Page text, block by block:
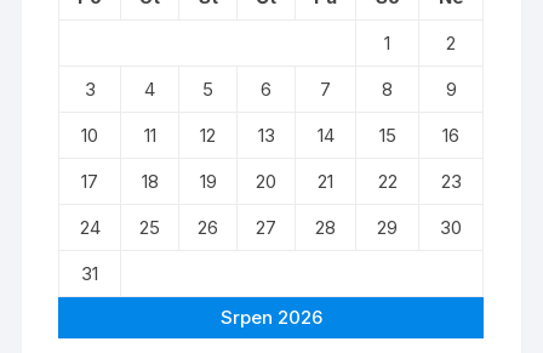
Srpen 2026
1
2
3
4 5 6 7 8
9
10
11 12 13 14 15
16
17
18 19 20 21 22
23
24
25 26 27 28 29
30
31